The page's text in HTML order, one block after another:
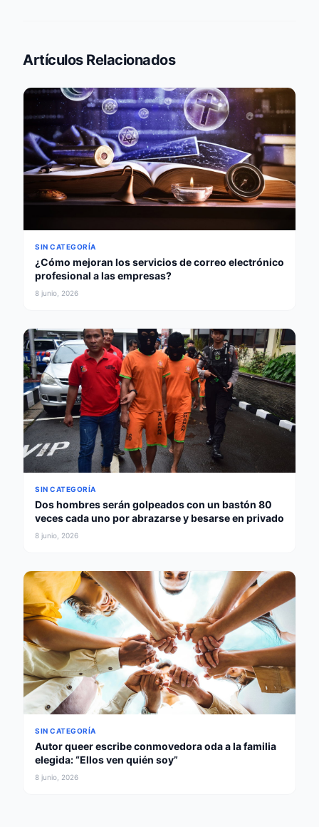
Artículos Relacionados
SIN CATEGORÍA
¿Cómo mejoran los servicios de correo electrónico
profesional a las empresas?
8 junio, 2026
SIN CATEGORÍA
Dos hombres serán golpeados con un bastón 80
veces cada uno por abrazarse y besarse en privado
8 junio, 2026
SIN CATEGORÍA
Autor queer escribe conmovedora oda a la familia
elegida: “Ellos ven quién soy”
8 junio, 2026